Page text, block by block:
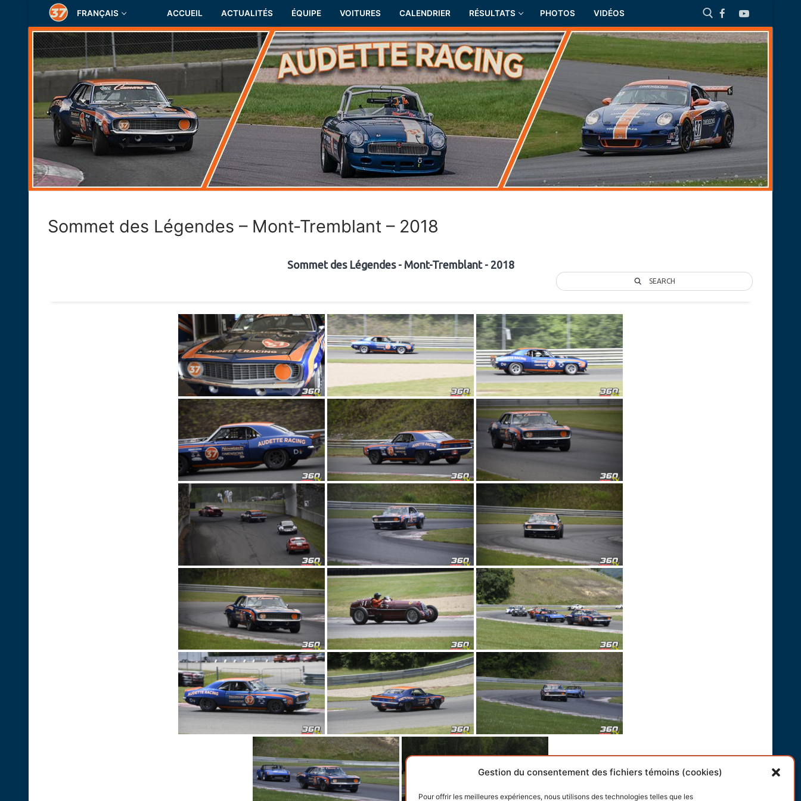
Gestion du consentement des fichiers témoins (cookies)
Pour offrir les meilleures expériences, nous utilisons des technologies telles que les
contenu
FRANÇAIS ACCUEIL ACTUALITÉS ÉQUIPE VOITURES CALENDRIER RÉSULTATS PHOTOS VIDÉOS
Rechercher :
Sommet des Légendes – Mont-Tremblant – 2018
Sommet des Légendes - Mont-Tremblant - 2018
SEARCH